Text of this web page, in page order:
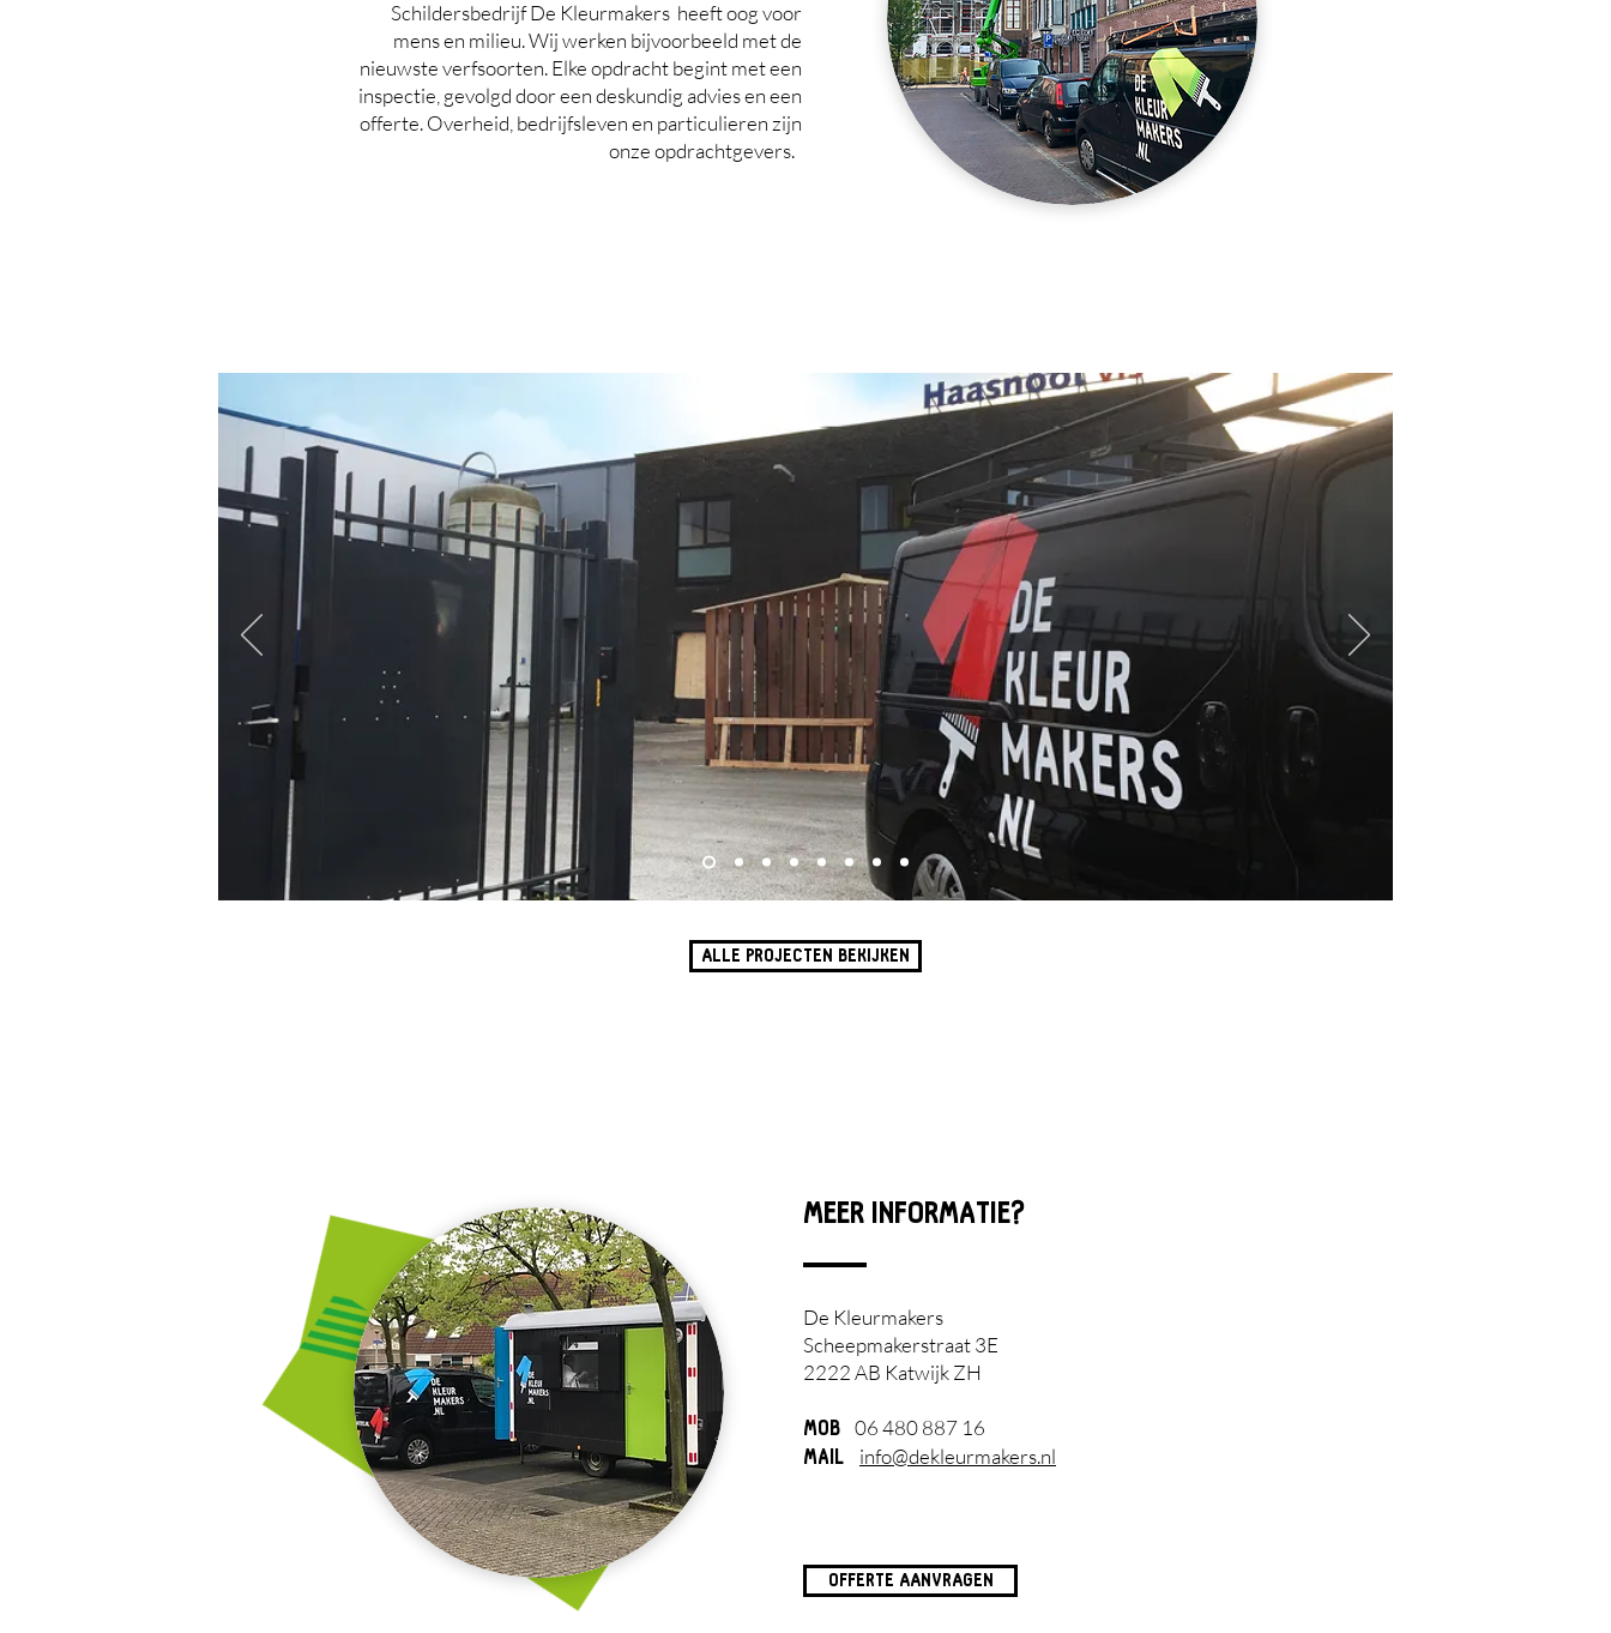
Schildersbedrijf De Kleurmakers heeft oog voor
mens en milieu. Wij werken bijvoorbeeld met de
nieuwste verfsoorten. Elke opdracht begint met een
inspectie, gevolgd door een deskundig advies en een
offerte. Overheid, bedrijfsleven en particulieren zijn
onze opdrachtgevers.
ALLE PROJECTEN BEKIJKEN
MEER INFORMATIE?
De Kleurmakers
Scheepmakerstraat 3E
2222 AB Katwijk ZH
MOB 06 480 887 16
MAIL info@dekleurmakers.nl
OFFERTE AANVRAGEN